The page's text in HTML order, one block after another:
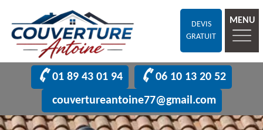
DEVIS
GRATUIT
MENU
01 89 43 01 94
06 10 13 20 52
couvertureantoine77@gmail.com